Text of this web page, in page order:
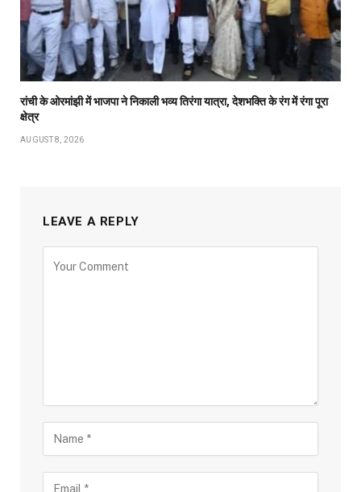
रांची के ओरमांझी में भाजपा ने निकाली भव्य तिरंगा यात्रा, देशभक्ति के रंग में रंगा पूरा
क्षेत्र
AUGUST 8, 2026
LEAVE A REPLY